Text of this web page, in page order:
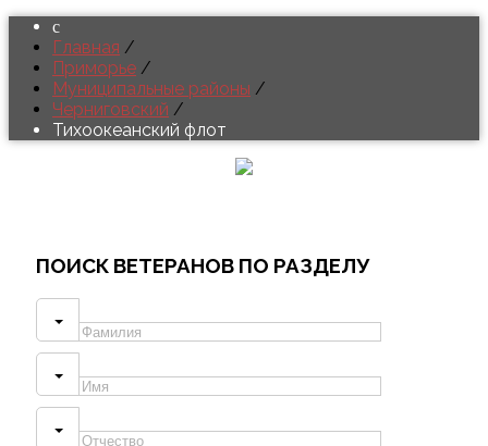
Главная /
Приморье /
Муниципальные районы /
Черниговский /
Тихоокеанский флот
ПОИСК ВЕТЕРАНОВ ПО РАЗДЕЛУ